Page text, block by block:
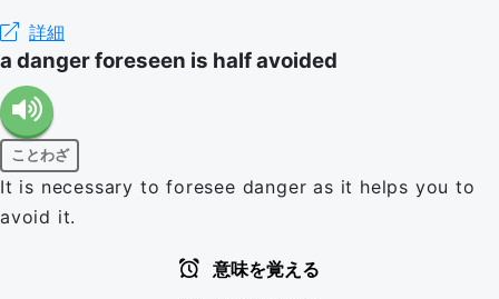
詳細
a danger foreseen is half avoided
ことわざ
It is necessary to foresee danger as it helps you to
avoid it.
意味を覚える